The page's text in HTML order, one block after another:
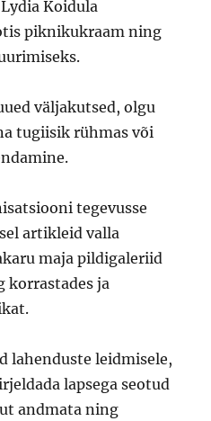
Koidula
piknikukraam ning
väljakutsed, olgu
tugiisik rühmas või
tegevusse
artikleid valla
maja pildigaleriid
korrastades ja
lahenduste leidmisele,
lapsega seotud
andmata ning